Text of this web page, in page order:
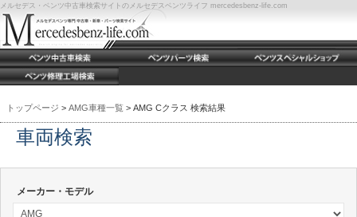
メルセデス・ベンツ中古車検索サイトのメルセデスベンツライフ mercedesbenz-life.com
トップページ > AMG車種一覧 > AMG Cクラス 検索結果
車両検索
メーカー・モデル